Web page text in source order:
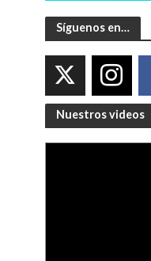
Síguenos en…
Nuestros videos